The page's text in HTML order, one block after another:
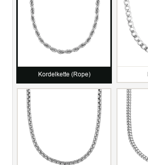
Kordelkette (Rope)